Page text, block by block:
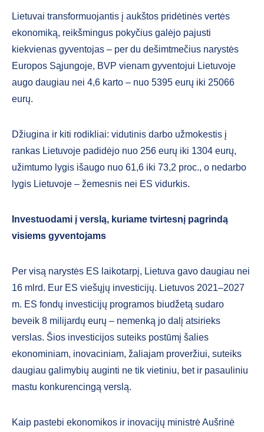
Lietuvai transformuojantis į aukštos pridėtinės vertės
ekonomiką, reikšmingus pokyčius galėjo pajusti
kiekvienas gyventojas – per du dešimtmečius narystės
Europos Sąjungoje, BVP vienam gyventojui Lietuvoje
augo daugiau nei 4,6 karto – nuo 5395 eurų iki 25066
eurų.
Džiugina ir kiti rodikliai: vidutinis darbo užmokestis į
rankas Lietuvoje padidėjo nuo 256 eurų iki 1304 eurų,
užimtumo lygis išaugo nuo 61,6 iki 73,2 proc., o nedarbo
lygis Lietuvoje – žemesnis nei ES vidurkis.
Investuodami į verslą, kuriame tvirtesnį pagrindą
visiems gyventojams
Per visą narystės ES laikotarpį, Lietuva gavo daugiau nei
16 mlrd. Eur ES viešųjų investicijų. Lietuvos 2021–2027
m. ES fondų investicijų programos biudžetą sudaro
beveik 8 milijardų eurų – nemenką jo dalį atsirieks
verslas. Šios investicijos suteiks postūmį šalies
ekonominiam, inovaciniam, žaliajam proveržiui, suteiks
daugiau galimybių auginti ne tik vietiniu, bet ir pasauliniu
mastu konkurencingą verslą.
Kaip pastebi ekonomikos ir inovacijų ministrė Aušrinė